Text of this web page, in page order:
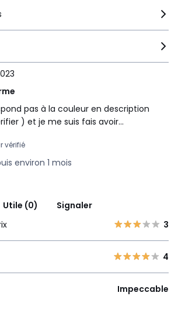
pas à la couleur en description
) et je me suis fais avoir...
vérifié
environ 1 mois
Utile (0)
Signaler
3
4
Impeccable